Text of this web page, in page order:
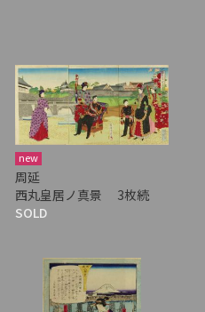
new
周延
西丸皇居ノ真景 3枚続
SOLD